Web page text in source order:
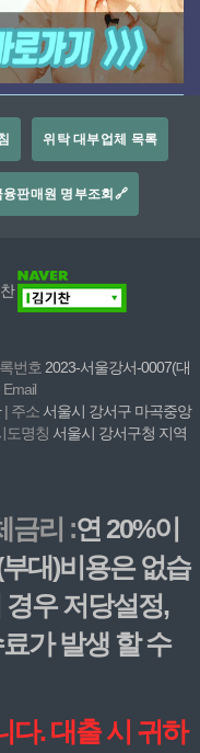
위탁 대부업체 목록
융판매원 명부조회🔗
번호 2023-서울강서-0007(대
Email
| 주소 서울시 강서구 마곡중앙
도명칭 서울시 강서구청 지역
금리 :연 20%이
대)비용은 없습
경우 저당설정,
가 발생 할 수
다. 대출 시 귀하